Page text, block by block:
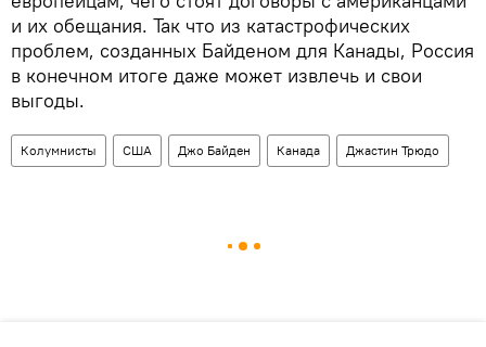
и их обещания. Так что из катастрофических
проблем, созданных Байденом для Канады, Россия
в конечном итоге даже может извлечь и свои
выгоды.
Колумнисты США Джо Байден Канада Джастин Трюдо